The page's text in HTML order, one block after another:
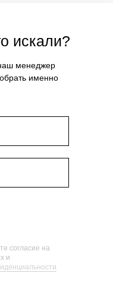
искали?
менеджер
именно
согласие на
и